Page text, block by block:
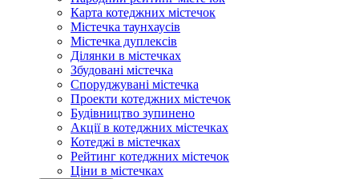
Карта котеджних містечок
Містечка таунхаусів
Містечка дуплексів
Ділянки в містечках
Збудовані містечка
Споруджувані містечка
Проекти котеджних містечок
Будівництво зупинено
Акції в котеджних містечках
Котеджі в містечках
Рейтинг котеджних містечок
Ціни в містечках